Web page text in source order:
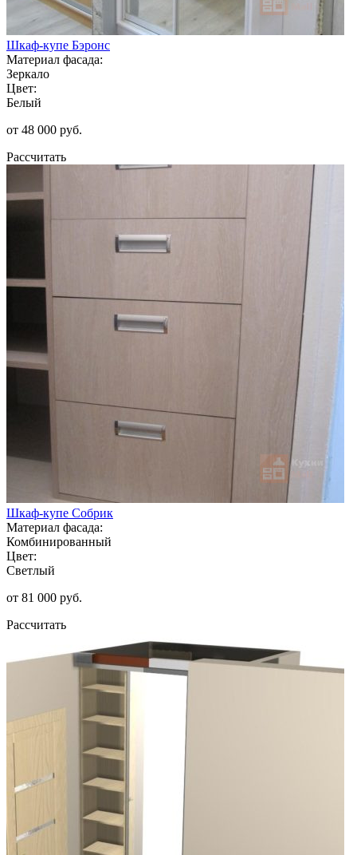
Шкаф-купе Бэронс
Материал фасада:
Зеркало
Цвет:
Белый
от 48 000 руб.
Рассчитать
Шкаф-купе Собрик
Материал фасада:
Комбинированный
Цвет:
Светлый
от 81 000 руб.
Рассчитать